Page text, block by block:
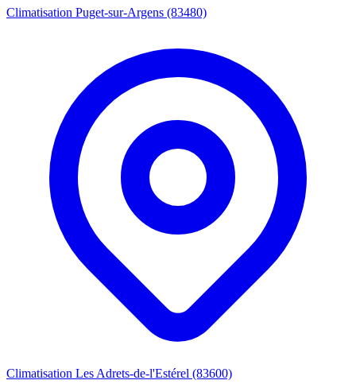
Climatisation Puget-sur-Argens (83480)
Climatisation Les Adrets-de-l'Estérel (83600)